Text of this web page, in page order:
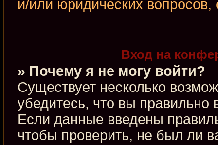
и/или юридических
Вход на
» Почему я не могу войти?
Существует несколько
убедитесь, что вы правильно
Если данные введены
чтобы проверить, не был ли